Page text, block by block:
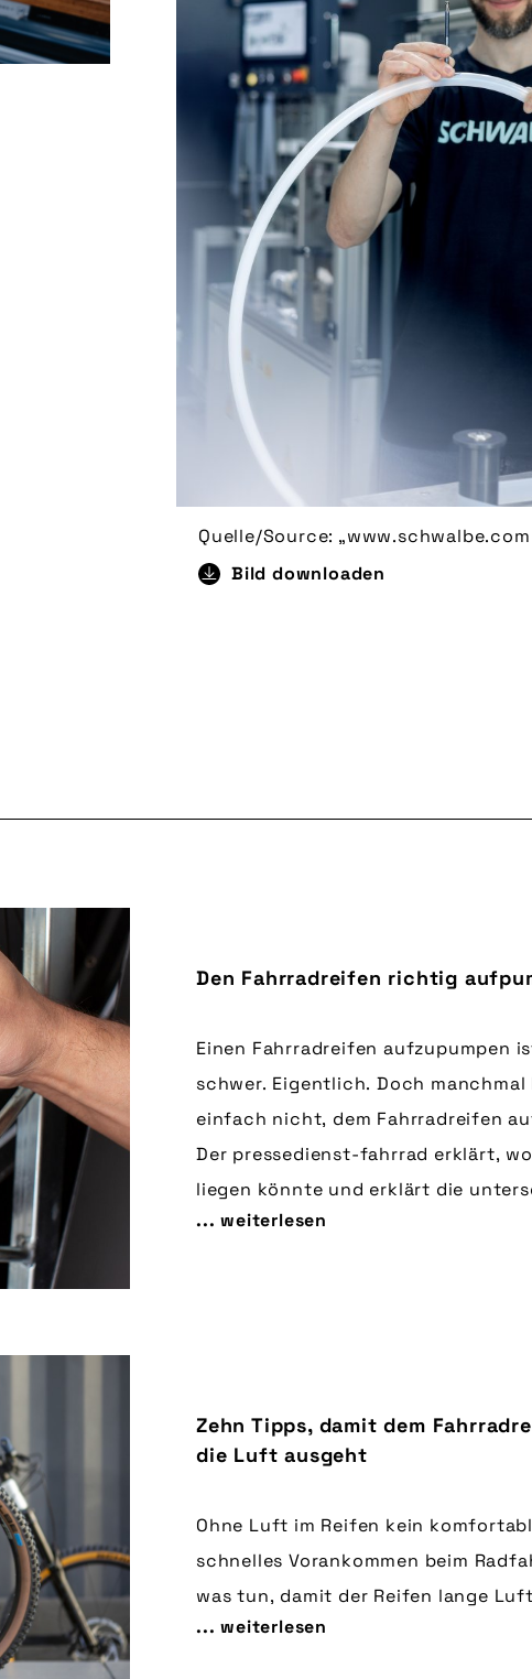
Quelle/Source:
Bild downloaden
Den Fahrradreifen richtig
Einen Fahrradreifen aufzupumpen
schwer. Eigentlich. Doch
einfach nicht, dem Fahrradreifen
Der pressedienst-fahrrad erklärt,
liegen könnte und erklärt die
Ventilarten.
... weiterlesen
Zehn Tipps, damit dem
die Luft ausgeht
Ohne Luft im Reifen kein
schnelles Vorankommen beim
was tun, damit der Reifen lange
... weiterlesen